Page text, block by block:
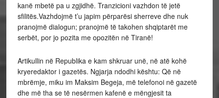
kanë mbetë pa u zgjidhë. Tranzicioni vazhdon të jetë
sfilitës.Vazhdojmë t’u japim përparësi sherreve dhe nuk
pranojmë dialogun; pranojmë të takohen shqiptarët me
serbët, por jo pozita me opozitën në Tiranë!
Artikullin në Republika e kam shkruar unë, në atë kohë
kryeredaktor i gazetës. Ngjarja ndodhi kështu: Që në
mbrëmje, miku im Maksim Begeja, më telefonoi në gazetë
dhe më tha se të nesërmen kafenë e mëngjesit ta